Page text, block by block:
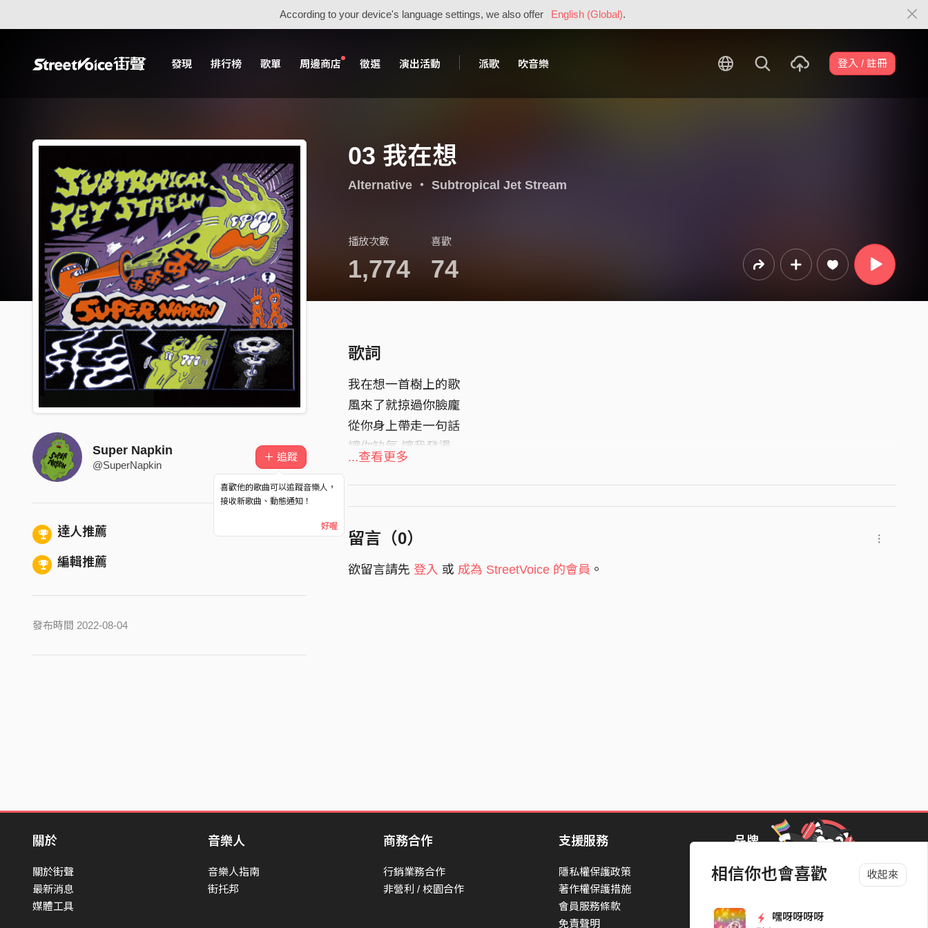
According to your device's language settings, we also offer English (Global).
發現 排行榜 歌單 周邊商店 徵選 演出活動 派歌 吹音樂 登入 / 註冊
相信你也會喜歡 收起來
嘿呀呀呀呀
03 我在想
Alternative・ Subtropical Jet Stream
播放次數
1,774
喜歡
74
Super Napkin
@SuperNapkin
＋ 追蹤
喜歡他的歌曲可以追蹤音樂人，
接收新歌曲、動態通知！
好喔
達人推薦
編輯推薦
發布時間 2022-08-04
歌詞
我在想一首樹上的歌
風來了就掠過你臉龐
從你身上帶走一句話
讓你缺氧 讓我發燙
無路可走 就回到我身旁
啦 啦啦 啦啦啦啦啦啦
...查看更多
留言（0）
欲留言請先 登入 或 成為 StreetVoice 的會員 。
關於
關於街聲
最新消息
媒體工具
音樂人
音樂人指南
街托邦
商務合作
行銷業務合作
非營利 / 校園合作
支援服務
隱私權保護政策
著作權保護措施
會員服務條款
免責聲明
品牌
StreetVoice Awards 街聲音樂獎
Blow 吹音樂
Packer 派歌